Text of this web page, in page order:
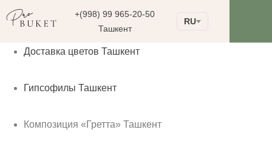
+(998) 99 965-20-50
Ташкент
RU
Доставка цветов Ташкент
Гипсофилы Ташкент
Композиция «Гретта» Ташкент